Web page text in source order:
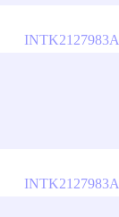
INTK2127983A
INTK2127983A